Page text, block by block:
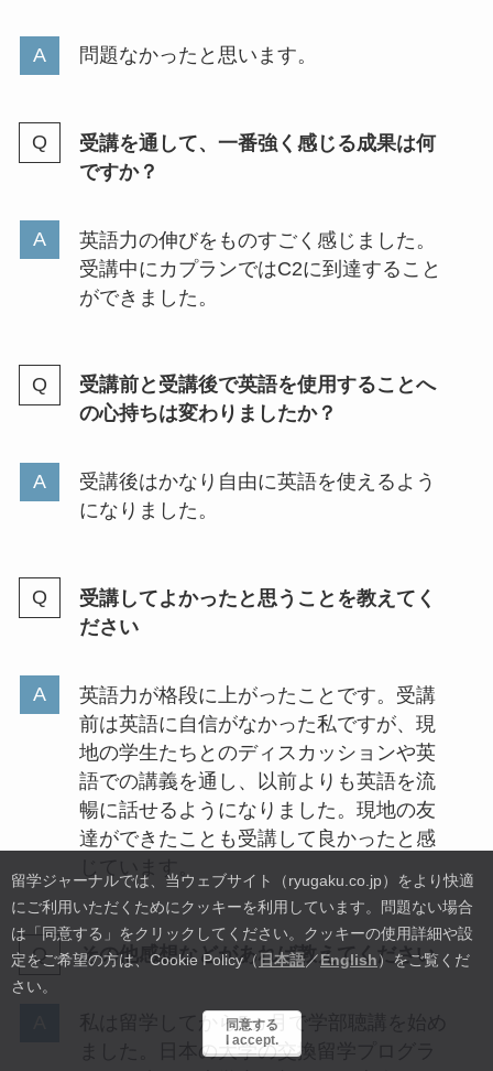
留学ジャーナルでは、当ウェブサイト（ryugaku.co.jp）をより快適
にご利用いただくためにクッキーを利用しています。
問題ない場合
は「同意する」をクリックしてください。クッキーの使用詳細や設
定をご希望の方は、Cookie Policy（ 日本語／English）をご覧くだ
さい。
同意する
I accept.
問題なかったと思います。
受講を通して、一番強く感じる成果は何
ですか？
英語力の伸びをものすごく感じました。
受講中にカプランではC2に到達すること
ができました。
受講前と受講後で英語を使用することへ
の心持ちは変わりましたか？
受講後はかなり自由に英語を使えるよう
になりました。
受講してよかったと思うことを教えてく
ださい
英語力が格段に上がったことです。受講
前は英語に自信がなかった私ですが、現
地の学生たちとのディスカッションや英
語での講義を通し、以前よりも英語を流
暢に話せるようになりました。現地の友
達ができたことも受講して良かったと感
その他感想などがあれば教えてください
私は留学してから5ヵ月で学部聴講を始め
ました。日本の大学の交換留学プログラ